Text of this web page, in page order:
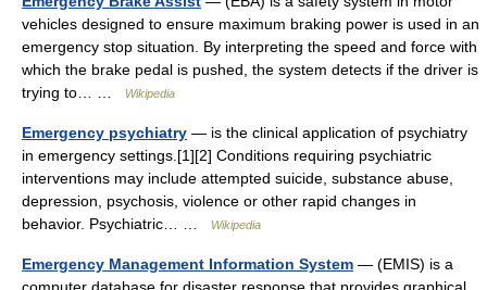
vehicles designed to ensure maximum braking power is used in an
emergency stop situation. By interpreting the speed and force with
which the brake pedal is pushed, the system detects if the driver is
trying to… …
Wikipedia
Emergency psychiatry — is the clinical application of psychiatry
in emergency settings.[1][2] Conditions requiring psychiatric
interventions may include attempted suicide, substance abuse,
depression, psychosis, violence or other rapid changes in
behavior. Psychiatric… …
Wikipedia
Emergency Management Information System — (EMIS) is a